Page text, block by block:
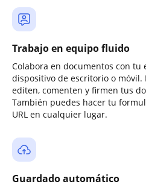
Trabajo en equipo fluido
Colabora en documentos con tu
dispositivo de escritorio o móvil.
editen, comenten y firmen tus
También puedes hacer tu
URL en cualquier lugar.
Guardado automático